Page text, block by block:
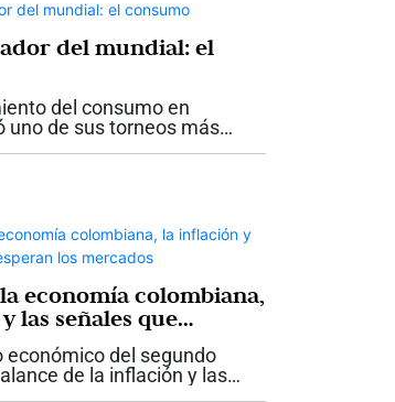
del mundial: el
del consumo en
uno de sus torneos más
este mundial 2026 y
economía colombiana,
las señales que
económico del segundo
de la inflación y las